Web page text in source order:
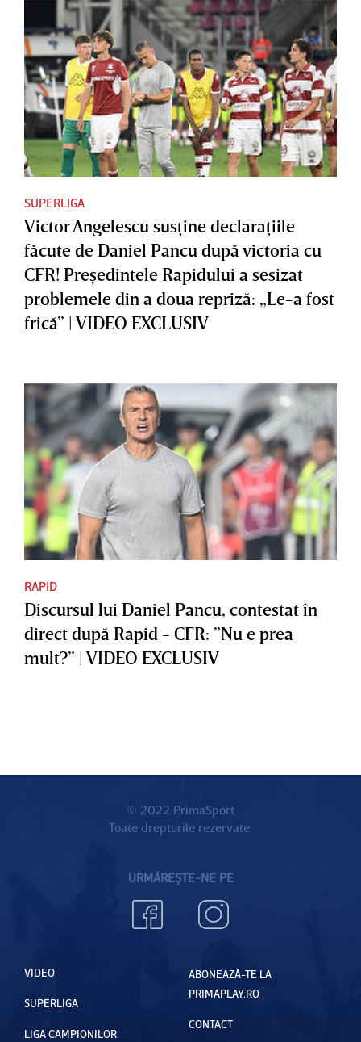
SUPERLIGA
Victor Angelescu susţine declaraţiile
făcute de Daniel Pancu după victoria cu
CFR! Preşedintele Rapidului a sesizat
problemele din a doua repriză: „Le-a fost
frică” | VIDEO EXCLUSIV
RAPID
Discursul lui Daniel Pancu, contestat în
direct după Rapid - CFR: ”Nu e prea
mult?” | VIDEO EXCLUSIV
© 2022 PrimaSport
Toate drepturile rezervate.
URMĂREȘTE-NE PE
VIDEO
SUPERLIGA
LIGA CAMPIONILOR
ABONEAZĂ-TE LA
PRIMAPLAY.RO
CONTACT